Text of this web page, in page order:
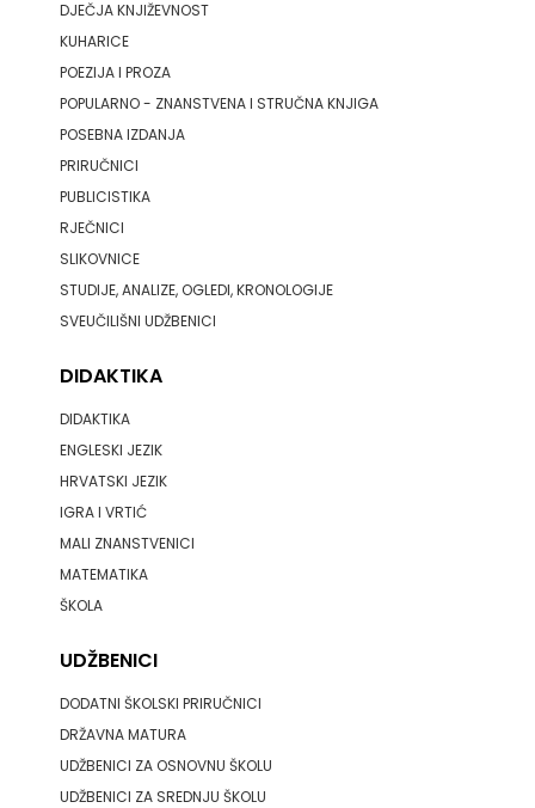
DJEČJA KNJIŽEVNOST
KUHARICE
POEZIJA I PROZA
POPULARNO - ZNANSTVENA I STRUČNA KNJIGA
POSEBNA IZDANJA
PRIRUČNICI
PUBLICISTIKA
RJEČNICI
SLIKOVNICE
STUDIJE, ANALIZE, OGLEDI, KRONOLOGIJE
SVEUČILIŠNI UDŽBENICI
DIDAKTIKA
DIDAKTIKA
ENGLESKI JEZIK
HRVATSKI JEZIK
IGRA I VRTIĆ
MALI ZNANSTVENICI
MATEMATIKA
ŠKOLA
UDŽBENICI
DODATNI ŠKOLSKI PRIRUČNICI
DRŽAVNA MATURA
UDŽBENICI ZA OSNOVNU ŠKOLU
UDŽBENICI ZA SREDNJU ŠKOLU